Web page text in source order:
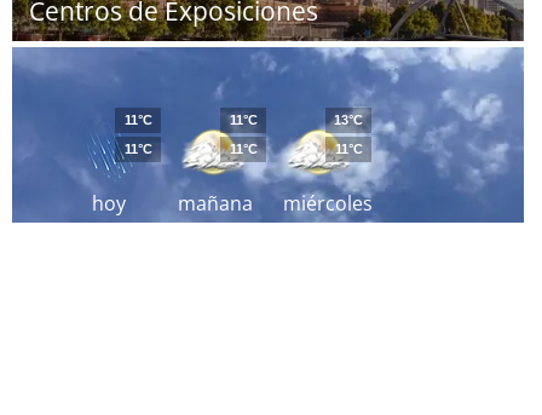
Centros de Exposiciones
hoy
11°C
11°C
mañana
11°C
11°C
miércoles
13°C
11°C